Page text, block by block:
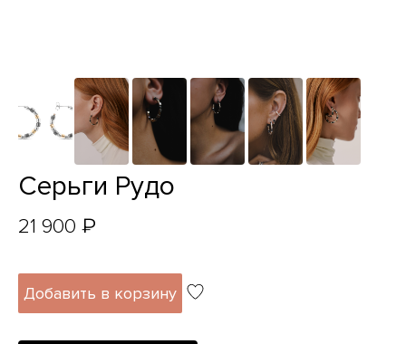
Серьги Рудо
21 900 ₽
Добавить в корзину